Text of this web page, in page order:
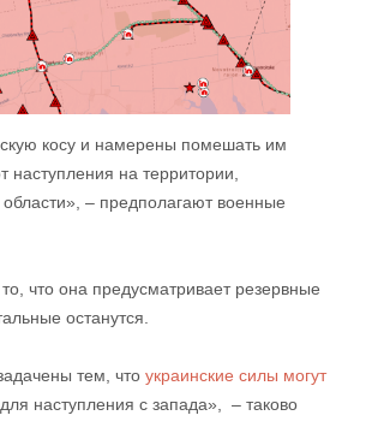
косу и намерены помешать им
наступления на территории,
– предполагают военные
что она предусматривает резервные
останутся.
тем, что украинские силы могут
наступления с запада», – таково